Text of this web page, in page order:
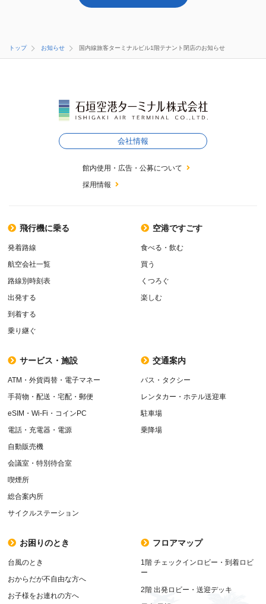
トップ お知らせ 国内線旅客ターミナルビル1階テナント閉店のお知らせ
会社情報
館内使用・広告・公募について
採用情報
飛行機に乗る
発着路線
航空会社一覧
路線別時刻表
出発する
到着する
乗り継ぐ
空港ですごす
食べる・飲む
買う
くつろぐ
楽しむ
サービス・施設
ATM・外貨両替・電子マネー
手荷物・配送・宅配・郵便
eSIM・Wi-Fi・コインPC
電話・充電器・電源
自動販売機
会議室・特別待合室
喫煙所
総合案内所
サイクルステーション
交通案内
バス・タクシー
レンタカー・ホテル送迎車
駐車場
乗降場
お困りのとき
台風のとき
おからだが不自由な方へ
お子様をお連れの方へ
フロアマップ
1階 チェックインロビー・到着ロビ
ー
2階 出発ロビー・送迎デッキ